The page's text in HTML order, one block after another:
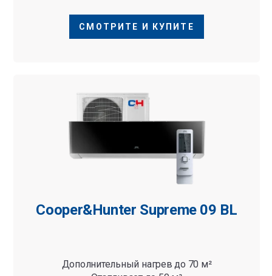
СМОТРИТЕ И КУПИТЕ
Cooper&Hunter Supreme 09 BL
Дополнительный нагрев до 70 м²